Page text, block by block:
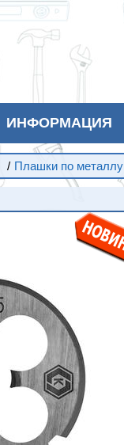
ИНФОРМАЦИЯ
/ Плашки по металлу